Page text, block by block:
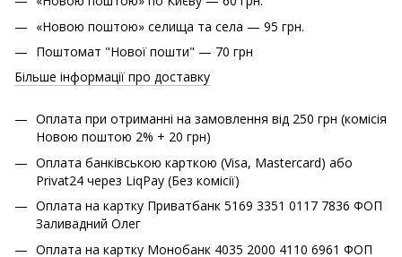
«Новою поштою» cелища та села — 95 грн.
Поштомат "Нової пошти" — 70 грн
Більше інформації про доставку
Оплата при отриманні на замовлення від 250 грн (комісія
Новою поштою 2% + 20 грн)
Оплата банківською карткою (Visa, Mastercard) або
Privat24 через LiqPay (Без комісії)
Оплата на картку Приватбанк 5169 3351 0117 7836 ФОП
Заливадний Олег
Оплата на картку Монобанк 4035 2000 4110 6961 ФОП